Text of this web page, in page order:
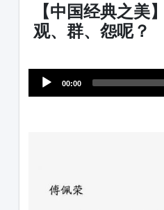
【中国经典之美
观、群、怨呢？
Player
00:00